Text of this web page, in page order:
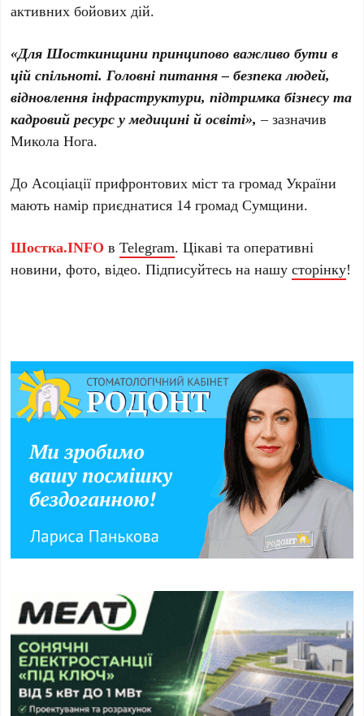
активних бойових дій.
«Для Шосткинщини принципово важливо бути в
цій спільноті. Головні питання – безпека людей,
відновлення інфраструктури, підтримка бізнесу та
кадровий ресурс у медицині й освіті», – зазначив
Микола Нога.
До Асоціації прифронтових міст та громад України
мають намір приєднатися 14 громад Сумщини.
Шостка.INFO вTelegram. Цікаві та оперативні
новини, фото, відео. Підписуйтесь на нашусторінку!